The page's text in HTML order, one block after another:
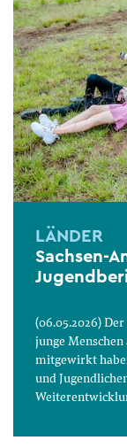
LÄNDER
Sachsen-
(06.05.2026)
junge
mitgewirkt
und